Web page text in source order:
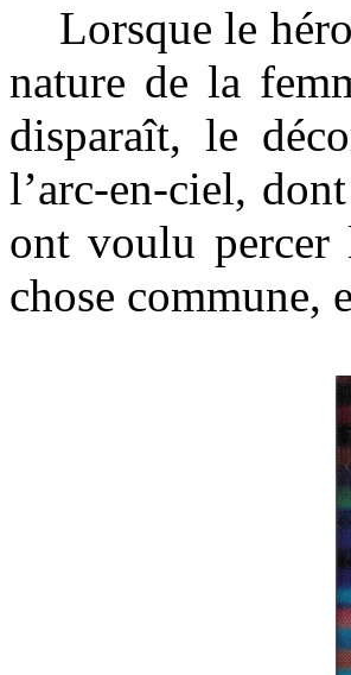
Lorsque le
nature de la
disparaît, le
l’arc-en-ciel,
ont voulu percer
chose commune,